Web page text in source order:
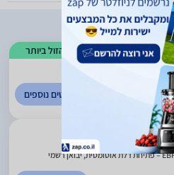
הזול ביותר
)
לפרטים נוספים
מדיח כלים רחב אלקטרולוקס EBF7500SBA – פתיחת דלת אוטומטית, יבואן רשמי